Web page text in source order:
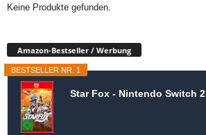
Keine Produkte gefunden.
Amazon-Bestseller / Werbung
BESTSELLER NR. 1
Star Fox - Nintendo Switch 2